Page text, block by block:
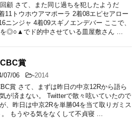
顧 さて、また同じ過ちを犯したようだ
11トウホウアマポーラ 2着08エピセアロー
ニンジャ 4着09スギノエンデバー ここで、
◎○▲でド的中させている皿屋敷さん …
賞
07/06 -2014
賞 さて、まずは昨日の中京12Rから語ら
が済まない。 Twitterで散々呟いていたので
、昨日は中京2Rを単勝04を当て取りガミス
。 もうやる気をなくして不貞寝 …